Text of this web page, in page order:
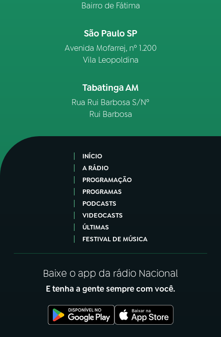
Bairro de Fátima
São Paulo SP
Avenida Mofarrej, nº 1.200
Vila Leopoldina
Tabatinga AM
Rua Rui Barbosa S/Nº
Rui Barbosa
INÍCIO
A RÁDIO
PROGRAMAÇÃO
PROGRAMAS
PODCASTS
VIDEOCASTS
ÚLTIMAS
FESTIVAL DE MÚSICA
Baixe o app da rádio Nacional
E tenha a gente sempre com você.